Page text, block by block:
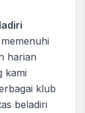
harian
kami
klub
beladiri